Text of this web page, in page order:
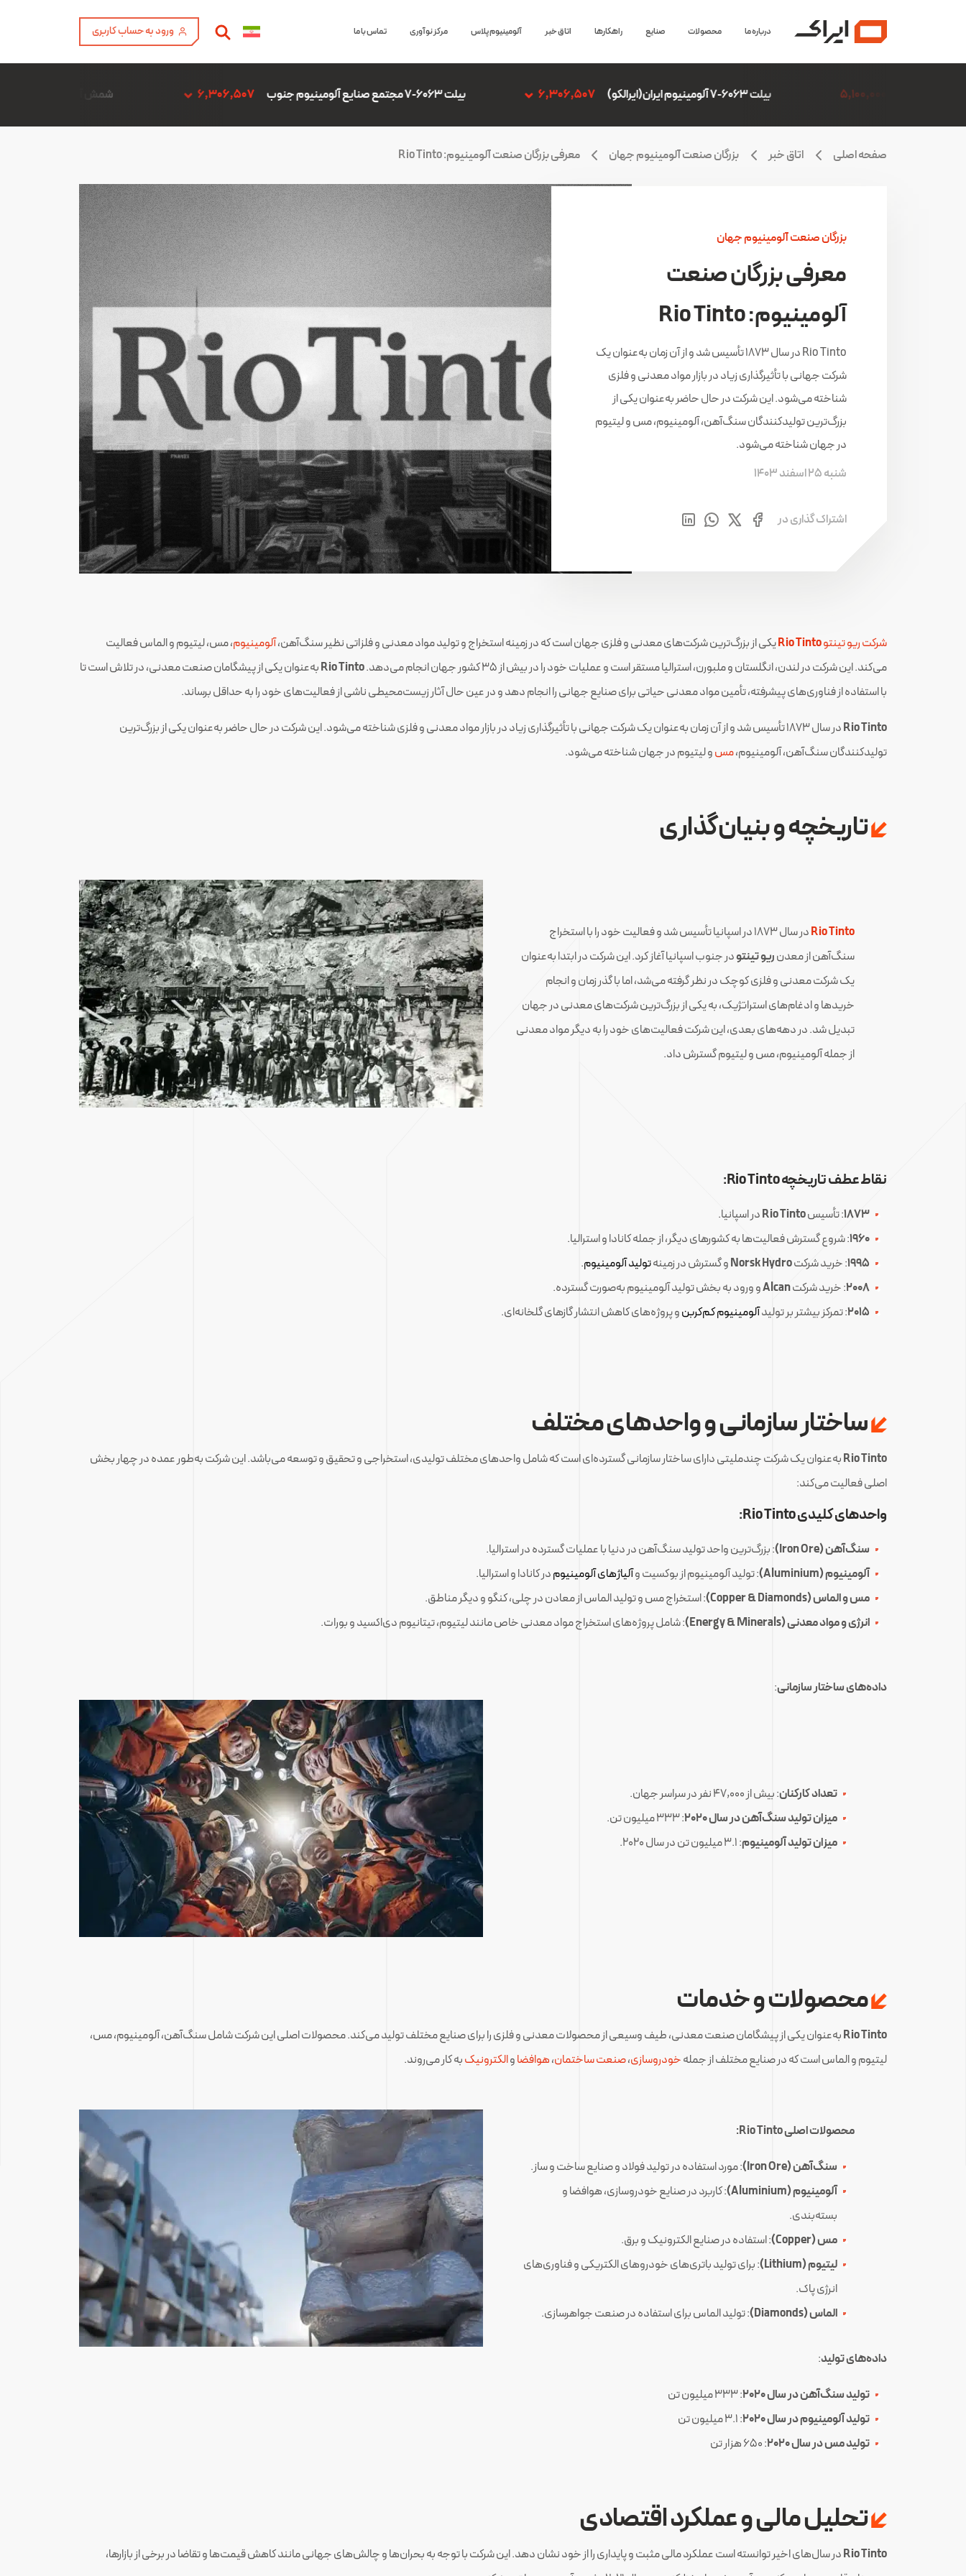
درباره ما محصولات صنایع راهکارها اتاق خبر آلومینیوم پلاس مرکز نوآوری تماس با ما ورود به حساب کاربری
بیلت 6063-7 مجتمع صنایع آلومینیوم جنوب 6,306,507 شمش آلیاژ ADC12 فن آوری آمیتیس آلومینیوم گلپایگان 6,306,507
صفحه اصلی اتاق خبر بزرگان صنعت آلومینیوم جهان معرفی بزرگان صنعت آلومینیوم: Rio Tinto
بزرگان صنعت آلومینیوم جهان
معرفی بزرگان صنعت
آلومینیوم: Rio Tinto
Rio Tinto در سال 1873 تأسیس شد و از آن زمان به‌عنوان یک
شرکت جهانی با تأثیرگذاری زیاد در بازار مواد معدنی و فلزی
شناخته می‌شود. این شرکت در حال حاضر به‌عنوان یکی از
بزرگ‌ترین تولیدکنندگان سنگ‌آهن، آلومینیوم، مس و لیتیوم
در جهان شناخته می‌شود.
شنبه 25 اسفند 1403
اشتراک گذاری در
شرکت ریو تینتوRio Tintoیکی از بزرگ‌ترین شرکت‌های معدنی و فلزی جهان است که در زمینه استخراج و تولید مواد معدنی و فلزاتی نظیر سنگ‌آهن،آلومینیوم، مس، لیتیوم و الماس فعالیت
می‌کند. این شرکت در لندن، انگلستان و ملبورن، استرالیا مستقر است و عملیات خود را در بیش از 35 کشور جهان انجام می‌دهد.
Rio Tintoبه‌عنوان یکی از پیشگامان صنعت معدنی، در تلاش است تا
با استفاده از فناوری‌های پیشرفته، تأمین مواد معدنی حیاتی برای صنایع جهانی را انجام دهد و در عین حال آثار زیست‌محیطی ناشی از فعالیت‌های خود را به حداقل برساند.
Rio Tinto
در سال 1873 تأسیس شد و از آن زمان به‌عنوان یک شرکت جهانی با تأثیرگذاری زیاد در بازار مواد معدنی و فلزی شناخته می‌شود. این شرکت در حال حاضر به‌عنوان یکی از بزرگ‌ترین
تولیدکنندگان سنگ‌آهن، آلومینیوم،مسو لیتیوم در جهان شناخته می‌شود.
تاریخچه و بنیان‌گذاری
Rio Tinto
در سال 1873 در اسپانیا تأسیس شد و فعالیت خود را با استخراج
سنگ‌آهن از معدنریو تینتودر جنوب اسپانیا آغاز کرد. این شرکت در ابتدا به‌عنوان
یک شرکت معدنی و فلزی کوچک در نظر گرفته می‌شد، اما با گذر زمان و انجام
خریدها و ادغام‌های استراتژیک، به یکی از بزرگ‌ترین شرکت‌های معدنی در جهان
تبدیل شد. در دهه‌های بعدی، این شرکت فعالیت‌های خود را به دیگر مواد معدنی
از جمله آلومینیوم، مس و لیتیوم گسترش داد.
نقاط عطف تاریخچه Rio Tinto:
1873: تأسیسRio Tintoدر اسپانیا.
1960: شروع گسترش فعالیت‌ها به کشورهای دیگر، از جمله کانادا و استرالیا.
1995: خرید شرکتNorsk Hydroو گسترش در زمینهتولید آلومینیوم.
2008: خرید شرکتAlcanو ورود به بخش تولید آلومینیوم به‌صورت گسترده.
2015: تمرکز بیشتر بر تولیدآلومینیوم کم‌کربنو پروژه‌های کاهش انتشار گازهای گلخانه‌ای.
ساختار سازمانی و واحدهای مختلف
Rio Tintoبه‌عنوان یک شرکت چندملیتی دارای ساختار سازمانی گسترده‌ای است که شامل واحدهای مختلف تولیدی، استخراجی و تحقیق و توسعه می‌باشد. این شرکت به‌طور عمده در چهار بخش
اصلی فعالیت می‌کند:
واحدهای کلیدی Rio Tinto:
سنگ‌آهن (Iron Ore)
: بزرگ‌ترین واحد تولید سنگ‌آهن در دنیا با عملیات گسترده در استرالیا.
آلومینیوم (Aluminium)
: تولید آلومینیوم از بوکسیت وآلیاژهای آلومینیومدر کانادا و استرالیا.
مس و الماس (Copper & Diamonds)
: استخراج مس و تولید الماس از معادن در چلی، کنگو و دیگر مناطق.
انرژی و مواد معدنی (Energy & Minerals)
: شامل پروژه‌های استخراج مواد معدنی خاص مانند لیتیوم، تیتانیوم دی‌اکسید و بورات.
داده‌های ساختار سازمانی:
تعداد کارکنان: بیش از 47,000 نفر در سراسر جهان.
میزان تولید سنگ‌آهن در سال 2020
: 333 میلیون تن.
میزان تولید آلومینیوم: 3.1 میلیون تن در سال 2020.
محصولات و خدمات
Rio Tintoبه‌عنوان یکی از پیشگامان صنعت معدنی، طیف وسیعی از محصولات معدنی و فلزی را برای صنایع مختلف تولید می‌کند. محصولات اصلی این شرکت شامل سنگ‌آهن، آلومینیوم، مس،
لیتیوم و الماس است که در صنایع مختلف از جملهخودروسازی،صنعت ساختمان،هوافضاوالکترونیکبه کار می‌روند.
محصولات اصلی Rio Tinto:
سنگ‌آهن (Iron Ore)
: مورد استفاده در تولید فولاد و صنایع ساخت و ساز.
آلومینیوم (Aluminium)
: کاربرد در صنایع خودروسازی، هوافضا و
بسته‌بندی.
مس (Copper)
: استفاده در صنایع الکترونیک و برق.
لیتیوم (Lithium)
: برای تولید باتری‌های خودروهای الکتریکی و فناوری‌های
انرژی پاک.
الماس (Diamonds)
: تولید الماس برای استفاده در صنعت جواهرسازی.
داده‌های تولید:
تولید سنگ‌آهن در سال 2020
: 333 میلیون تن
تولید آلومینیوم در سال 2020
: 3.1 میلیون تن
تولید مس در سال 2020
: 650 هزار تن
تحلیل مالی و عملکرد اقتصادی
Rio Tintoدر سال‌های اخیر توانسته است عملکرد مالی مثبت و پایداری را از خود نشان دهد. این شرکت با توجه به بحران‌ها و چالش‌های جهانی مانند کاهش قیمت‌ها و تقاضا در برخی از بازارها،